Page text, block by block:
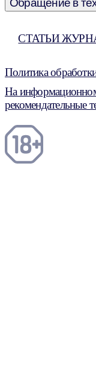
Обращение в
СТАТЬИ
Политика
На
рекомендательные